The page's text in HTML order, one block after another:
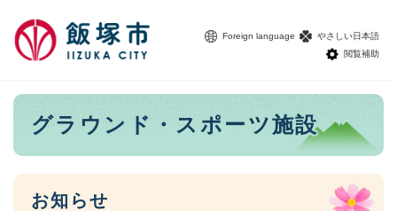
Foreign language
やさしい日本語
閲覧補助
本
グラウンド・スポーツ施設
お知らせ